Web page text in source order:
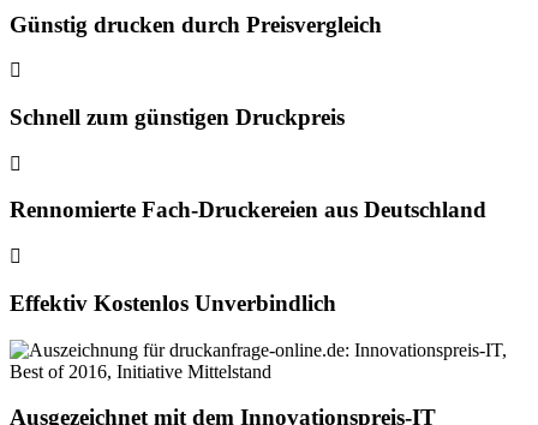
Günstig drucken durch Preisvergleich
Schnell zum günstigen Druckpreis
Rennomierte Fach-Druckereien aus Deutschland
Effektiv Kostenlos Unverbindlich
Ausgezeichnet mit dem Innovationspreis-IT